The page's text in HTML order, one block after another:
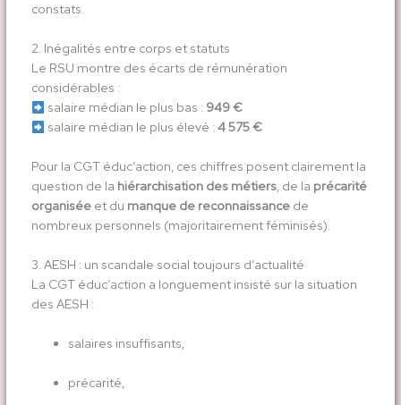
constats.
2. Inégalités entre corps et statuts
Le RSU montre des écarts de rémunération
considérables :
salaire médian le plus bas : 949 €
salaire médian le plus élevé :4 575 €
Pour la CGT éduc’action, ces chiffres posent clairement la
question de la hiérarchisation des métiers, de la précarité
organiséeet du manque de reconnaissancede
nombreux personnels (majoritairement féminisés).
3. AESH : un scandale social toujours d’actualité
La CGT éduc’action a longuement insisté sur la situation
des AESH :
salaires insuffisants,
précarité,